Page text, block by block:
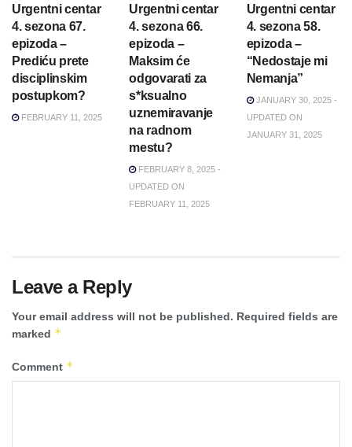
Urgentni centar
4. sezona 67.
epizoda –
Prediću prete
disciplinskim
postupkom?
FEBRUARY 11, 2025
Urgentni centar
4. sezona 66.
epizoda –
Maksim će
odgovarati za
s*ksualno
uznemiravanje
na radnom
mestu?
FEBRUARY 8, 2025 -
UPDATED ON
FEBRUARY 11, 2025
Urgentni centar
4. sezona 58.
epizoda –
“Nedostaje mi
Nemanja”
JANUARY 30, 2025 -
UPDATED ON
JANUARY 31, 2025
Leave a Reply
Your email address will not be published. Required fields are
marked *
Comment *